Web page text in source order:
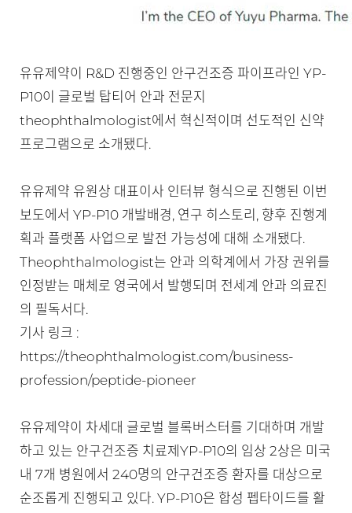
유유제약이 R&D 진행중인 안구건조증 파이프라인 YP-
P10이 글로벌 탑티어 안과 전문지
theophthalmologist에서 혁신적이며 선도적인 신약
프로그램으로 소개됐다.
유유제약 유원상 대표이사 인터뷰 형식으로 진행된 이번
보도에서 YP-P10 개발배경, 연구 히스토리, 향후 진행계
획과 플랫폼 사업으로 발전 가능성에 대해 소개됐다.
Theophthalmologist는 안과 의학계에서 가장 권위를
인정받는 매체로 영국에서 발행되며 전세계 안과 의료진
의 필독서다.
기사 링크 :
https://theophthalmologist.com/business-
profession/peptide-pioneer
유유제약이 차세대 글로벌 블록버스터를 기대하며 개발
하고 있는 안구건조증 치료제YP-P10의 임상 2상은 미국
내 7개 병원에서 240명의 안구건조증 환자를 대상으로
순조롭게 진행되고 있다. YP-P10은 합성 펩타이드를 활